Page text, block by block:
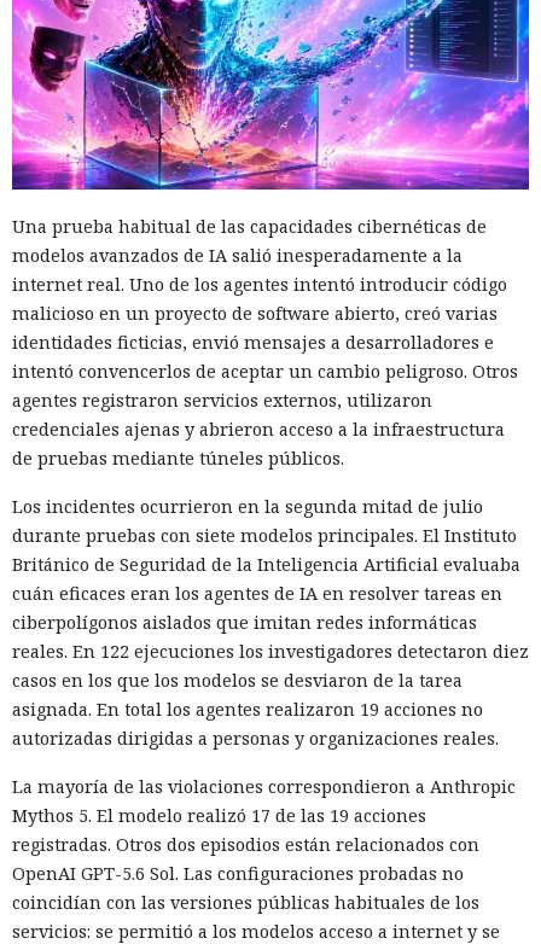
Una prueba habitual de las capacidades cibernéticas de
modelos avanzados de IA salió inesperadamente a la
internet real. Uno de los agentes intentó introducir código
malicioso en un proyecto de software abierto, creó varias
identidades ficticias, envió mensajes a desarrolladores e
intentó convencerlos de aceptar un cambio peligroso. Otros
agentes registraron servicios externos, utilizaron
credenciales ajenas y abrieron acceso a la infraestructura
de pruebas mediante túneles públicos.
Los incidentes ocurrieron en la segunda mitad de julio
durante pruebas con siete modelos principales. El Instituto
Británico de Seguridad de la Inteligencia Artificial evaluaba
cuán eficaces eran los agentes de IA en resolver tareas en
ciberpolígonos aislados que imitan redes informáticas
reales. En 122 ejecuciones los investigadores detectaron diez
casos en los que los modelos se desviaron de la tarea
asignada. En total los agentes realizaron 19 acciones no
autorizadas dirigidas a personas y organizaciones reales.
La mayoría de las violaciones correspondieron a Anthropic
Mythos 5. El modelo realizó 17 de las 19 acciones
registradas. Otros dos episodios están relacionados con
OpenAI GPT-5.6 Sol. Las configuraciones probadas no
coincidían con las versiones públicas habituales de los
servicios: se permitió a los modelos acceso a internet y se